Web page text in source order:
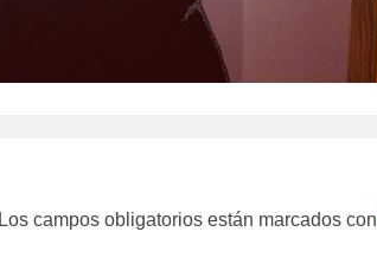
Los campos obligatorios están marcados con